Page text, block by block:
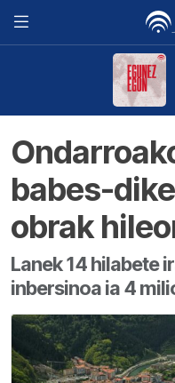
babes-
obrak
Lanek 14 hilabete
inbersinoa ia 4